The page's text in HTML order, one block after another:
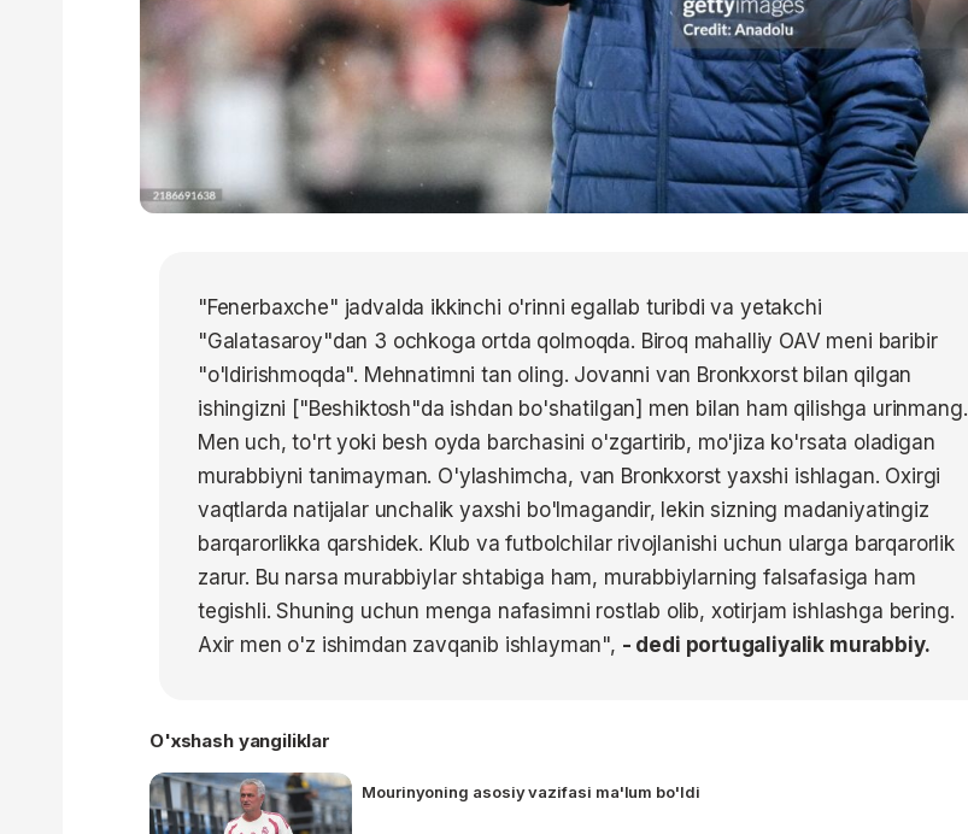
"Fenerbaxche" jadvalda ikkinchi o'rinni egallab turibdi va yetakchi
"Galatasaroy"dan 3 ochkoga ortda qolmoqda. Biroq mahalliy OAV meni baribir
"o'ldirishmoqda". Mehnatimni tan oling. Jovanni van Bronkxorst bilan qilgan
ishingizni ["Beshiktosh"da ishdan bo'shatilgan] men bilan ham qilishga urinmang.
Men uch, to'rt yoki besh oyda barchasini o'zgartirib, mo'jiza ko'rsata oladigan
murabbiyni tanimayman. O'ylashimcha, van Bronkxorst yaxshi ishlagan. Oxirgi
vaqtlarda natijalar unchalik yaxshi bo'lmagandir, lekin sizning madaniyatingiz
barqarorlikka qarshidek. Klub va futbolchilar rivojlanishi uchun ularga barqarorlik
zarur. Bu narsa murabbiylar shtabiga ham, murabbiylarning falsafasiga ham
tegishli. Shuning uchun menga nafasimni rostlab olib, xotirjam ishlashga bering.
Axir men o'z ishimdan zavqanib ishlayman", - dedi portugaliyalik murabbiy.
O'xshash yangiliklar
Mourinyoning asosiy vazifasi ma'lum bo'ldi